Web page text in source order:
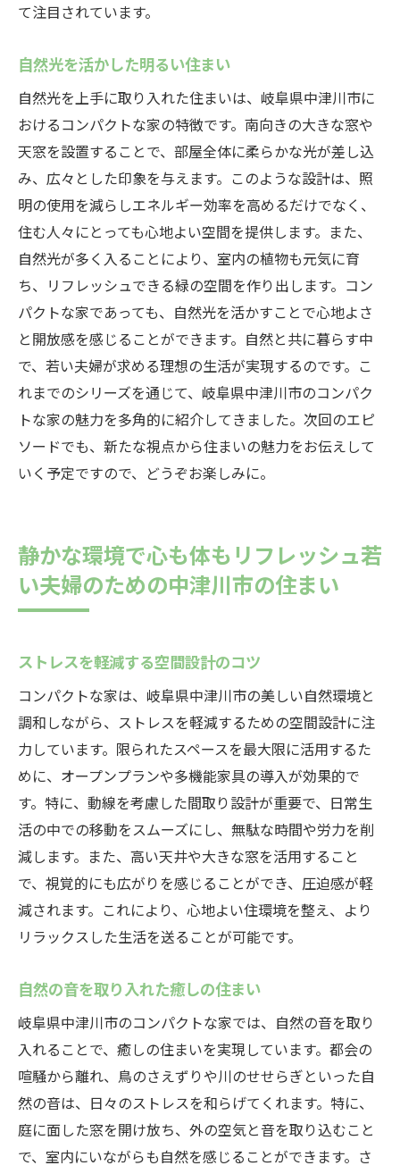
て注目されています。
自然光を活かした明るい住まい
自然光を上手に取り入れた住まいは、岐阜県中津川市に
おけるコンパクトな家の特徴です。南向きの大きな窓や
天窓を設置することで、部屋全体に柔らかな光が差し込
み、広々とした印象を与えます。このような設計は、照
明の使用を減らしエネルギー効率を高めるだけでなく、
住む人々にとっても心地よい空間を提供します。また、
自然光が多く入ることにより、室内の植物も元気に育
ち、リフレッシュできる緑の空間を作り出します。コン
パクトな家であっても、自然光を活かすことで心地よさ
と開放感を感じることができます。自然と共に暮らす中
で、若い夫婦が求める理想の生活が実現するのです。こ
れまでのシリーズを通じて、岐阜県中津川市のコンパク
トな家の魅力を多角的に紹介してきました。次回のエピ
ソードでも、新たな視点から住まいの魅力をお伝えして
いく予定ですので、どうぞお楽しみに。
静かな環境で心も体もリフレッシュ若
い夫婦のための中津川市の住まい
ストレスを軽減する空間設計のコツ
コンパクトな家は、岐阜県中津川市の美しい自然環境と
調和しながら、ストレスを軽減するための空間設計に注
力しています。限られたスペースを最大限に活用するた
めに、オープンプランや多機能家具の導入が効果的で
す。特に、動線を考慮した間取り設計が重要で、日常生
活の中での移動をスムーズにし、無駄な時間や労力を削
減します。また、高い天井や大きな窓を活用すること
で、視覚的にも広がりを感じることができ、圧迫感が軽
減されます。これにより、心地よい住環境を整え、より
リラックスした生活を送ることが可能です。
自然の音を取り入れた癒しの住まい
岐阜県中津川市のコンパクトな家では、自然の音を取り
入れることで、癒しの住まいを実現しています。都会の
喧騒から離れ、鳥のさえずりや川のせせらぎといった自
然の音は、日々のストレスを和らげてくれます。特に、
庭に面した窓を開け放ち、外の空気と音を取り込むこと
で、室内にいながらも自然を感じることができます。さ